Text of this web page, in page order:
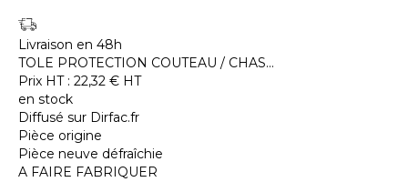
Livraison en 48h
TOLE PROTECTION COUTEAU / CHAS...
Prix HT : 22,32 € HT
en stock
Diffusé sur Dirfac.fr
Pièce origine
Pièce neuve défraîchie
A FAIRE FABRIQUER